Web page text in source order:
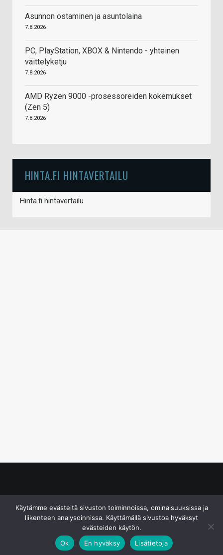
Asunnon ostaminen ja asuntolaina
7.8.2026
PC, PlayStation, XBOX & Nintendo - yhteinen
väittelyketju
7.8.2026
AMD Ryzen 9000 -prosessoreiden kokemukset
(Zen 5)
7.8.2026
HINTA.FI HINTAVERTAILU
Hinta.fi hintavertailu
Käytämme evästeitä sivuston toiminnoissa, ominaisuuksissa ja
liikenteen analysoinnissa. Käyttämällä sivustoa hyväksyt
evästeiden käytön.
Ok
En hyväksy Lisätietoja